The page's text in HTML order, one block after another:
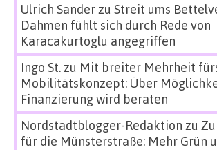
Ulrich Sanderzu Streit ums
Dahmen fühlt sich durch Rede von
Karacakurtoglu angegriffen
Ingo St.zu Mit breiter Mehrheit
Mobilitätskonzept: Über
Finanzierung wird beraten
Nordstadtblogger-Redaktion zu
für die Münsterstraße: Mehr Grün